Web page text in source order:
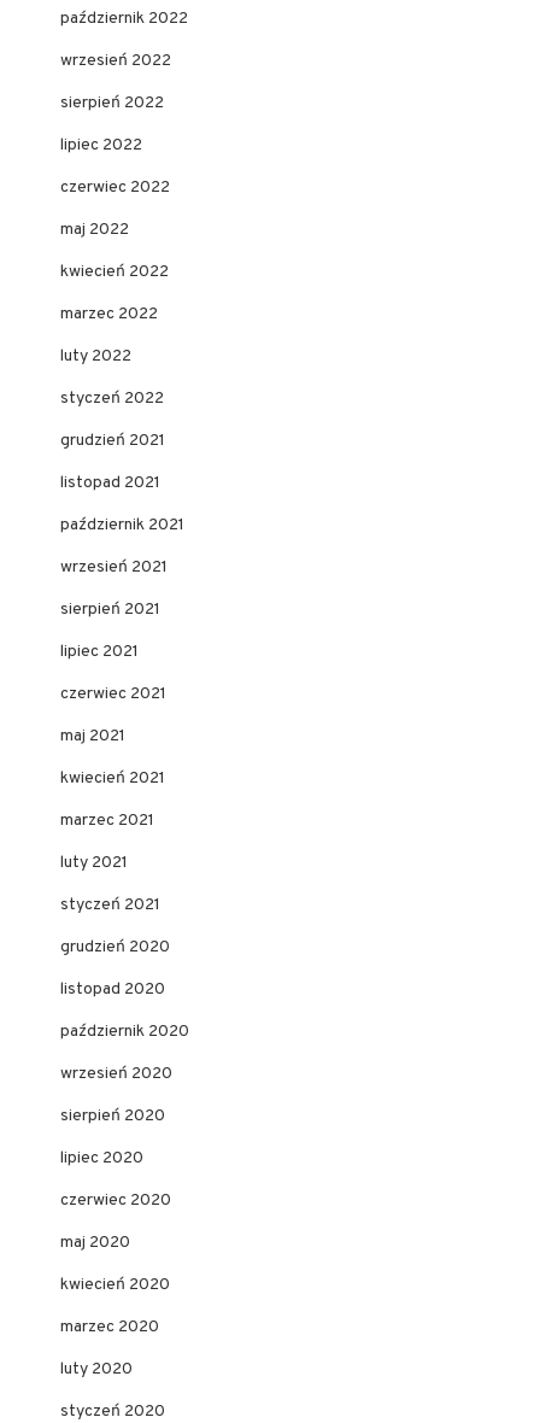
październik 2022
wrzesień 2022
sierpień 2022
lipiec 2022
czerwiec 2022
maj 2022
kwiecień 2022
marzec 2022
luty 2022
styczeń 2022
grudzień 2021
listopad 2021
październik 2021
wrzesień 2021
sierpień 2021
lipiec 2021
czerwiec 2021
maj 2021
kwiecień 2021
marzec 2021
luty 2021
styczeń 2021
grudzień 2020
listopad 2020
październik 2020
wrzesień 2020
sierpień 2020
lipiec 2020
czerwiec 2020
maj 2020
kwiecień 2020
marzec 2020
luty 2020
styczeń 2020